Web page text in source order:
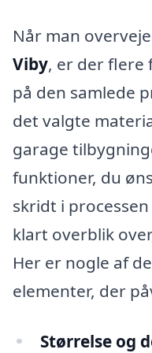
Når man
Viby, er der flere
på den samlede
det valgte
garage
funktioner, du
skridt i
klart overblik
Her er nogle af
elementer, der
Størrelse og